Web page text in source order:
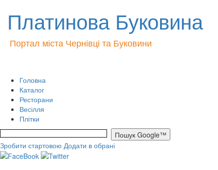
Платинова Буковина
Портал міста Чернівці та Буковини
Головна
Каталог
Ресторани
Весілля
Плітки
Зробити стартовою Додати в обрані